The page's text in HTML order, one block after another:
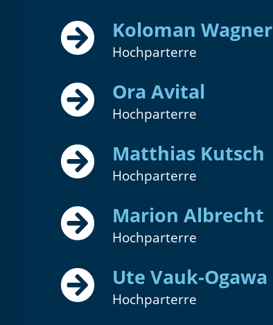
Koloman Wagner
Hochparterre
Ora Avital
Hochparterre
Matthias Kutsch
Hochparterre
Marion Albrecht
Hochparterre
Ute Vauk-Ogawa
Hochparterre
sicherer Modus